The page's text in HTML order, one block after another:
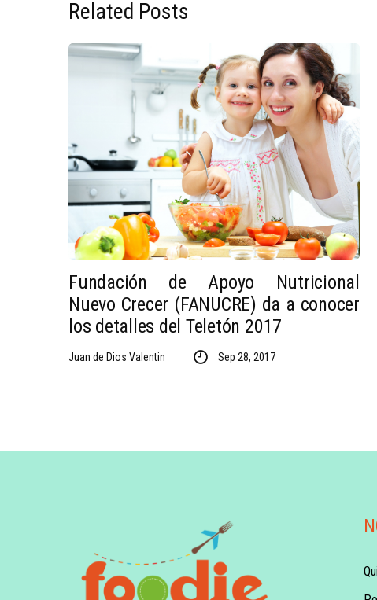
Related Posts
Fundación de Apoyo Nutricional
Nuevo Crecer (FANUCRE) da a conocer
los detalles del Teletón 2017
Juan de Dios Valentin Sep 28, 2017